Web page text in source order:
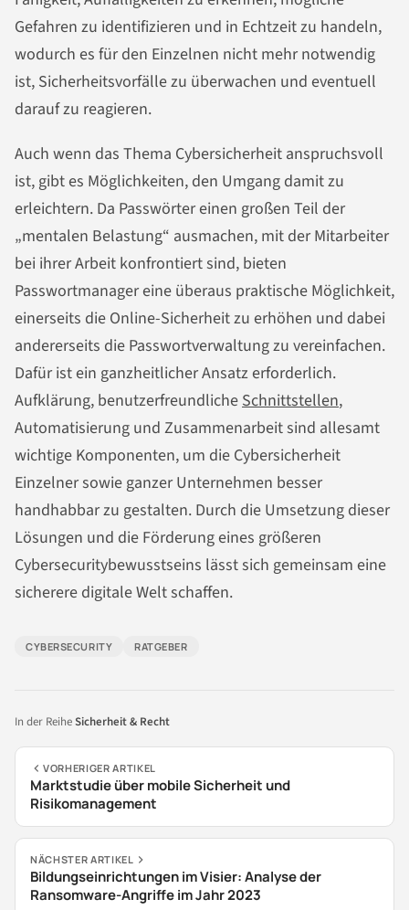
Gefahren zu identifizieren und in Echtzeit zu handeln,
wodurch es für den Einzelnen nicht mehr notwendig
ist, Sicherheitsvorfälle zu überwachen und eventuell
darauf zu reagieren.
Auch wenn das Thema Cybersicherheit anspruchsvoll
ist, gibt es Möglichkeiten, den Umgang damit zu
erleichtern. Da Passwörter einen großen Teil der
„mentalen Belastung“ ausmachen, mit der Mitarbeiter
bei ihrer Arbeit konfrontiert sind, bieten
Passwortmanager eine überaus praktische Möglichkeit,
einerseits die Online-Sicherheit zu erhöhen und dabei
andererseits die Passwortverwaltung zu vereinfachen.
Dafür ist ein ganzheitlicher Ansatz erforderlich.
Aufklärung, benutzerfreundlicheSchnittstellen,
Automatisierung und Zusammenarbeit sind allesamt
wichtige Komponenten, um die Cybersicherheit
Einzelner sowie ganzer Unternehmen besser
handhabbar zu gestalten. Durch die Umsetzung dieser
Lösungen und die Förderung eines größeren
Cybersecuritybewusstseins lässt sich gemeinsam eine
sicherere digitale Welt schaffen.
CYBERSECURITY RATGEBER
In der ReiheSicherheit & Recht
VORHERIGER ARTIKEL
Marktstudie über mobile Sicherheit und
Risikomanagement
NÄCHSTER ARTIKEL
Bildungseinrichtungen im Visier: Analyse der
Ransomware-Angriffe im Jahr 2023